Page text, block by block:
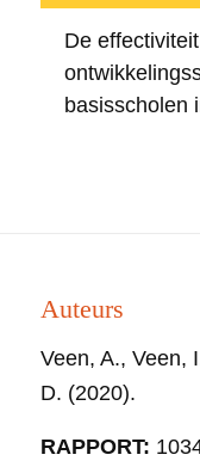
De
basisscholen
Auteurs
Veen, A., Veen,
D. (2020).
RAPPORT: